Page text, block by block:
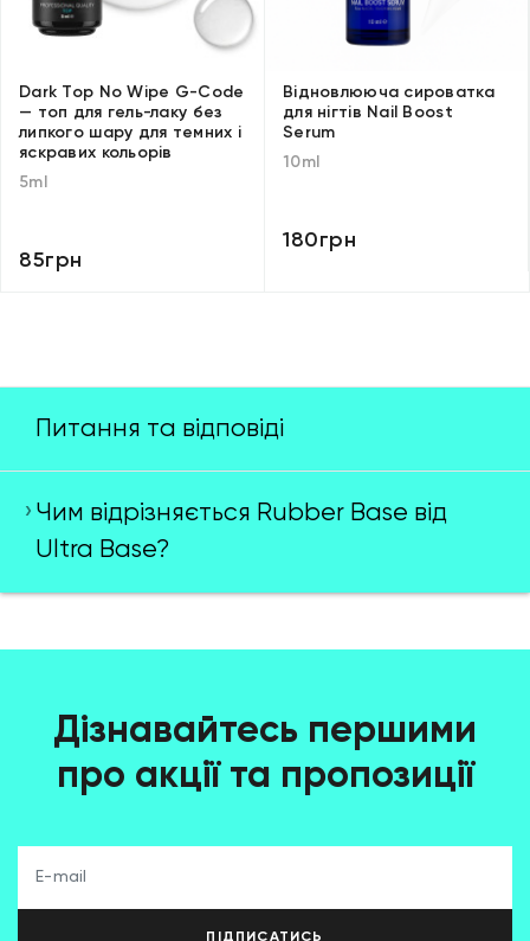
Dark Top No Wipe G-Code
— топ для гель-лаку без
липкого шару для темних і
яскравих кольорів
5ml
85грн
Відновлююча сироватка
для нігтів Nail Boost
Serum
10ml
180грн
Питання та відповіді
Чим відрізняється Rubber Base від
Ultra Base?
Дізнавайтесь першими
про акції та пропозиції
ПІДПИСАТИСЬ